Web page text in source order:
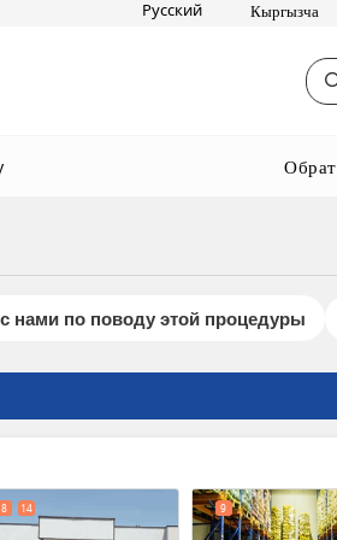
Русский Кыргызча
нами по поводу этой процедуры
8 14 9